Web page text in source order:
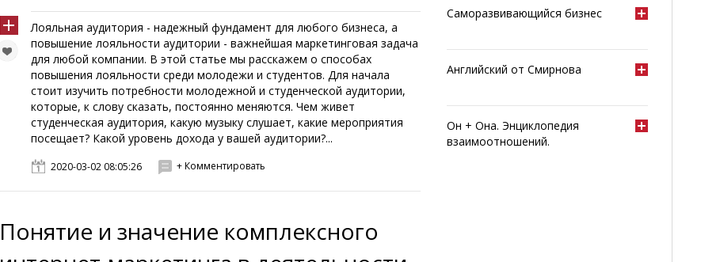
Лояльная аудитория - надежный фундамент для любого бизнеса, а
повышение лояльности аудитории - важнейшая маркетинговая задача
для любой компании. В этой статье мы расскажем о способах
повышения лояльности среди молодежи и студентов. Для начала
стоит изучить потребности молодежной и студенческой аудитории,
которые, к слову сказать, постоянно меняются. Чем живет
студенческая аудитория, какую музыку слушает, какие мероприятия
посещает? Какой уровень дохода у вашей аудитории?...
2020-03-02 08:05:26 + Комментировать
Понятие и значение комплексного
Саморазвивающийся бизнес
Английский от Смирнова
Он + Она. Энциклопедия
взаимоотношений.